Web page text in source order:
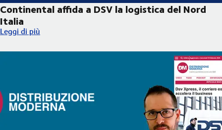
Continental affida a DSV la logistica del Nord
Italia
Continental affida a DSV la logistica del Nord Italia
Leggi di più